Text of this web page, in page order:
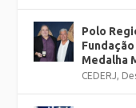
Polo
Medalha
CEDERJ